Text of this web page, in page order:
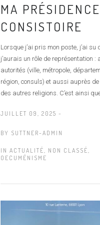
MA
CONSISTOIRE
Lorsque j’ai pris mon poste, j’ai su
j’aurais un rôle de représentation :
autorités (ville, métropole,
région, consuls) et aussi auprès
des autres religions. C’est ainsi
JUILLET 09, 2025 -
BY SUTTNER-ADMIN
IN ACTUALITÉ NON CLASSÉ
OECUMÉNISME